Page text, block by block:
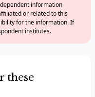
information
or related to this
for the information. If
institutes.
these